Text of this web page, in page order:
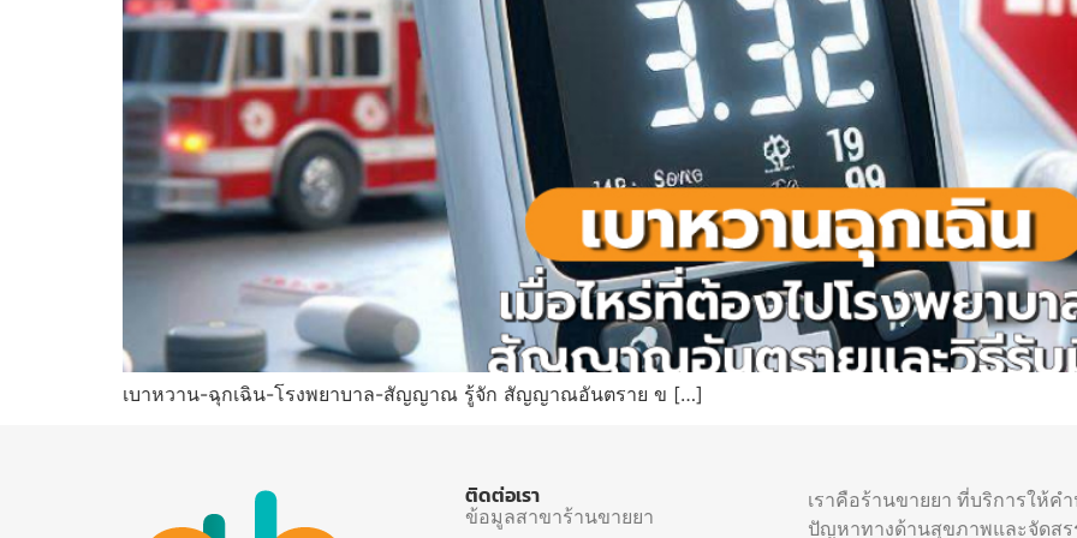
เบาหวาน-ฉุกเฉิน-โรงพยาบาล-สัญญาณ รู้จัก สัญญาณอันตราย ข […]
ติดต่อเรา
ข้อมูลสาขาร้านขายยา
เราคือร้านขายยา ที่บริการให้ค
ปัญหาทางด้านสุขภาพและจัดส